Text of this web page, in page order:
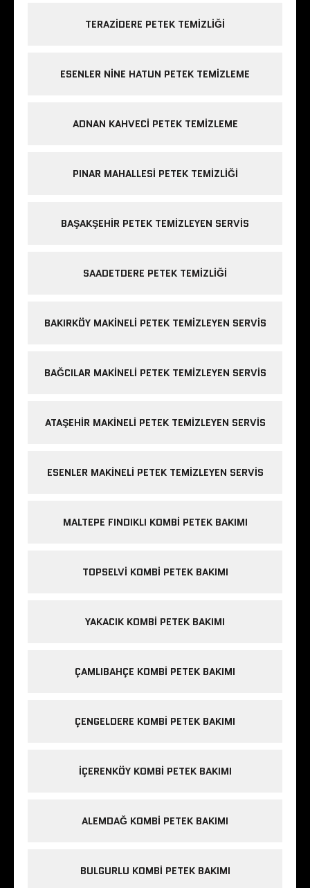
TERAZIDERE PETEK TEMIZLIĞI
ESENLER NINE HATUN PETEK TEMIZLEME
ADNAN KAHVECI PETEK TEMIZLEME
PINAR MAHALLESI PETEK TEMIZLIĞI
BAŞAKŞEHIR PETEK TEMIZLEYEN SERVIS
SAADETDERE PETEK TEMIZLIĞI
BAKIRKÖY MAKINELI PETEK TEMIZLEYEN SERVIS
BAĞCILAR MAKINELI PETEK TEMIZLEYEN SERVIS
ATAŞEHIR MAKINELI PETEK TEMIZLEYEN SERVIS
ESENLER MAKINELI PETEK TEMIZLEYEN SERVIS
MALTEPE FINDIKLI KOMBI PETEK BAKIMI
TOPSELVI KOMBI PETEK BAKIMI
YAKACIK KOMBI PETEK BAKIMI
ÇAMLIBAHÇE KOMBI PETEK BAKIMI
ÇENGELDERE KOMBI PETEK BAKIMI
IÇERENKÖY KOMBI PETEK BAKIMI
ALEMDAĞ KOMBI PETEK BAKIMI
BULGURLU KOMBI PETEK BAKIMI